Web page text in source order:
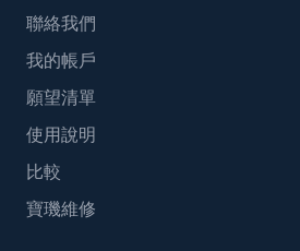
聯絡我們
我的帳戶
願望清單
使用說明
比較
寶璣維修